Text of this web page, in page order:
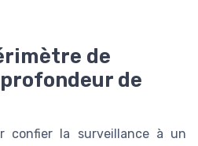
de
de
confier la surveillance à un